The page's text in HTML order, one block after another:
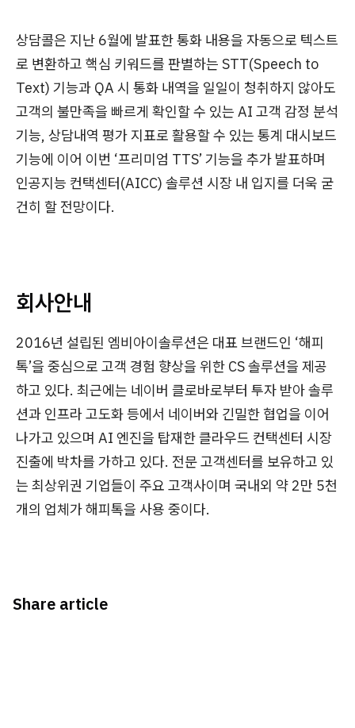
상담콜은 지난 6월에 발표한 통화 내용을 자동으로 텍스트
로 변환하고 핵심 키워드를 판별하는 STT(Speech to
Text) 기능과 QA 시 통화 내역을 일일이 청취하지 않아도
고객의 불만족을 빠르게 확인할 수 있는 AI 고객 감정 분석
기능, 상담내역 평가 지표로 활용할 수 있는 통계 대시보드
기능에 이어 이번 ‘프리미엄 TTS’ 기능을 추가 발표하며
인공지능 컨택센터(AICC) 솔루션 시장 내 입지를 더욱 굳
건히 할 전망이다.
회사안내
2016년 설립된 엠비아이솔루션은 대표 브랜드인 ‘해피
톡’을 중심으로 고객 경험 향상을 위한 CS 솔루션을 제공
하고 있다. 최근에는 네이버 클로바로부터 투자 받아 솔루
션과 인프라 고도화 등에서 네이버와 긴밀한 협업을 이어
나가고 있으며 AI 엔진을 탑재한 클라우드 컨택센터 시장
진출에 박차를 가하고 있다. 전문 고객센터를 보유하고 있
는 최상위권 기업들이 주요 고객사이며 국내외 약 2만 5천
개의 업체가 해피톡을 사용 중이다.
Share article